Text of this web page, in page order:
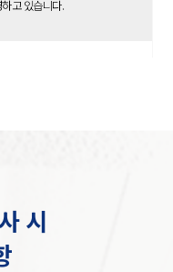
고 있습니다.
시